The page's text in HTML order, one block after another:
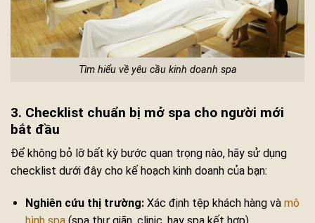
Tìm hiểu về yêu cầu kinh doanh spa
3. Checklist chuẩn bị mở spa cho người mới
bắt đầu
Để không bỏ lỡ bất kỳ bước quan trọng nào, hãy sử dụng
checklist dưới đây cho kế hoạch kinh doanh của bạn:
Nghiên cứu thị trường:Xác định tệp khách hàng và mô